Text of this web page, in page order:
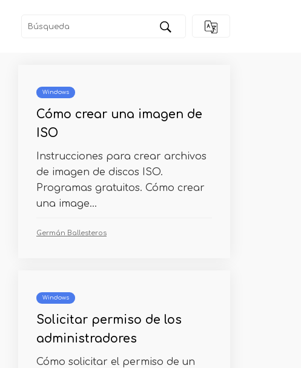
Windows
Cómo crear una imagen de
ISO
Instrucciones para crear archivos
de imagen de discos ISO.
Programas gratuitos. Cómo crear
una image...
Germán Ballesteros
Windows
Solicitar permiso de los
administradores
Cómo solicitar el permiso de un